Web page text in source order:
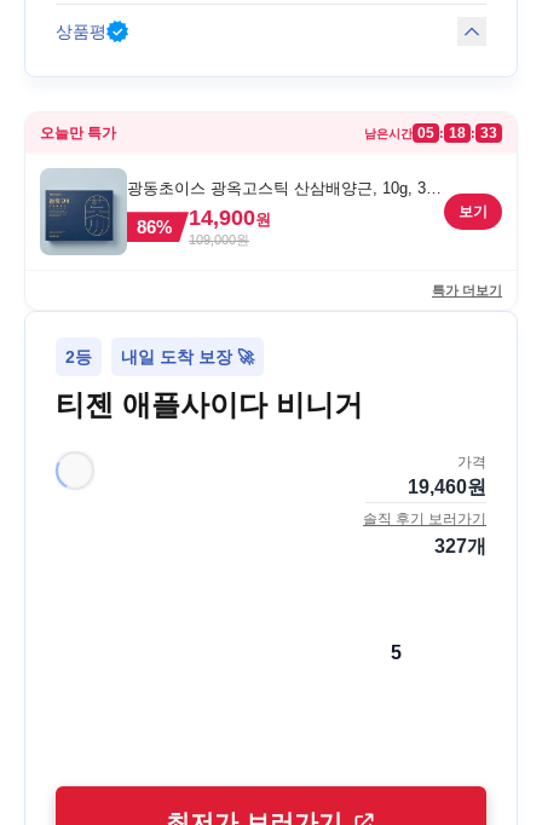
상품평
오늘만 특가 남은시간 05 : 18 : 33
광동초이스 광옥고스틱 산삼배양근, 10g, 30
포, 1개
86% 14,900원
109,000원
보기
특가 더보기
2등 내일 도착 보장 🚀
티젠 애플사이다 비니거
가격
19,460원
솔직 후기 보러가기
327개
5